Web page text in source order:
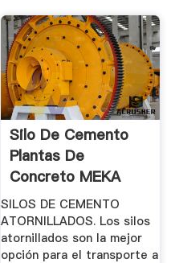
Silo De Cemento
Plantas De
Concreto MEKA
SILOS DE CEMENTO
ATORNILLADOS. Los silos
atornillados son la mejor
opción para el transporte a